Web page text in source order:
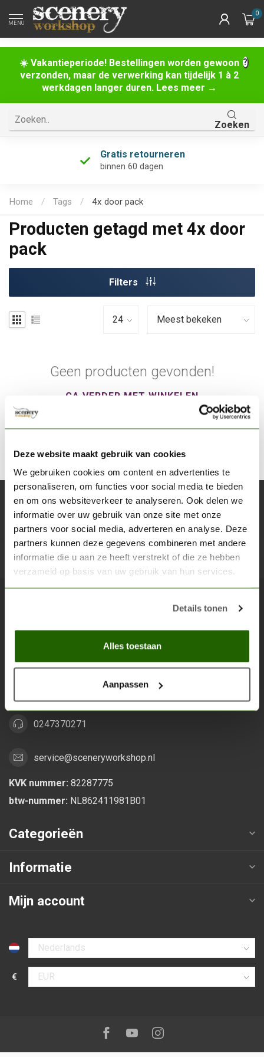
Deze website maakt gebruik van cookies
We gebruiken cookies om content en advertenties te
personaliseren, om functies voor social media te bieden
en om ons websiteverkeer te analyseren. Ook delen we
informatie over uw gebruik van onze site met onze
partners voor social media, adverteren en analyse. Deze
partners kunnen deze gegevens combineren met andere
informatie die u aan ze heeft verstrekt of die ze hebben
verzameld op basis van uw gebruik van hun services.
Details tonen
Alles toestaan
Aanpassen
☀️ Vakantieperiode! Bestellingen worden gewoon
verzonden, maar de verwerking kan tijdelijk 1 à 2
werkdagen langer duren. Lees meer →
MENU
0
Zoeken
Gratis retourneren
binnen 60 dagen
Home / Tags / 4x door pack
Producten getagd met 4x door
pack
Filters
Geen producten gevonden!
GA VERDER MET WINKELEN
Abonneer je op onze nieuwsbrief
Blijf op de hoogte over onze laatste acties
Alles voor je miniature wargaming en scenery
Grootstalselaan 46
0247370271
service@sceneryworkshop.nl
KVK nummer: 82287775
btw-nummer: NL862411981B01
Categorieën
Informatie
Mijn account
Selecteer taal
€
Selecteer valuta
Volg ons op:Facebook
YoutubeInstagram